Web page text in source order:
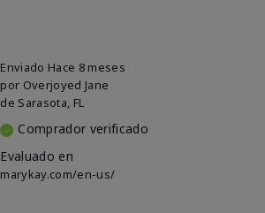
Enviado Hace 8 meses
por Overjoyed Jane
de Sarasota, FL
Comprador verificado
Evaluado en
marykay.com/en-us/